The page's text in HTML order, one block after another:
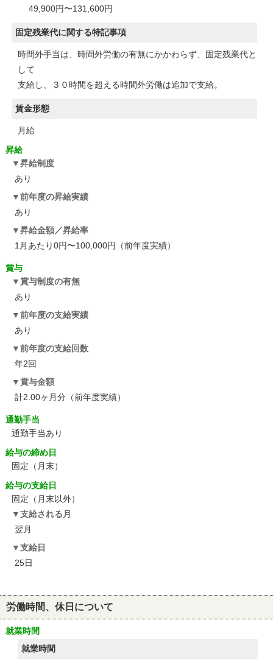
49,900円〜131,600円
固定残業代に関する特記事項
時間外手当は、時間外労働の有無にかかわらず、固定残業代と
して
支給し、３０時間を超える時間外労働は追加で支給。
賃金形態
月給
昇給
昇給制度
あり
前年度の昇給実績
あり
昇給金額／昇給率
1月あたり0円〜100,000円（前年度実績）
賞与
賞与制度の有無
あり
前年度の支給実績
あり
前年度の支給回数
年2回
賞与金額
計2.00ヶ月分（前年度実績）
通勤手当
通勤手当あり
給与の締め日
固定（月末）
給与の支給日
固定（月末以外）
支給される月
翌月
支給日
25日
労働時間、休日について
就業時間
就業時間